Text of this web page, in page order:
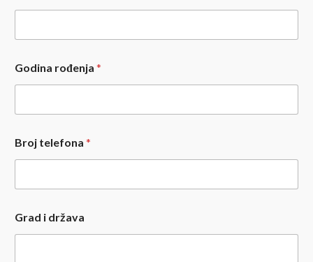
Godina rođenja *
Broj telefona *
Grad i država